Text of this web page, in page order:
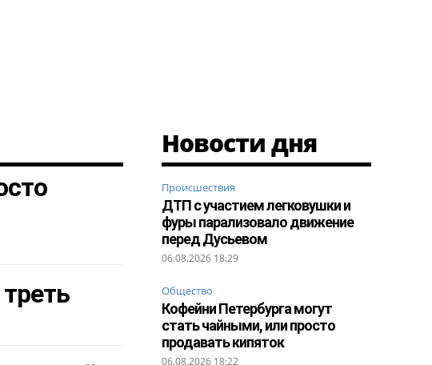
Новости дня
Происшествия
ДТП с участием легковушки и
фуры парализовало движение
перед Дусьевом
06.08.2026 18:29
Общество
Кофейни Петербурга могут
стать чайными, или просто
продавать кипяток
06.08.2026 18:22